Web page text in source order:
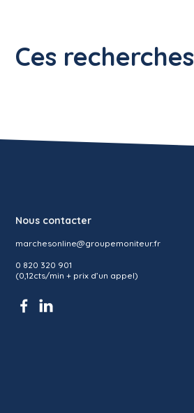
Ces recherches
Nous contacter
marchesonline@groupemoniteur.fr
0 820 320 901
(0,12cts/min + prix d’un appel)